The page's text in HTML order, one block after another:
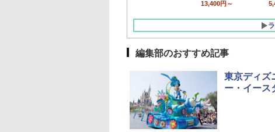
13,400円～
編集部のおすすめ記事
東京ディズ
ー・イース